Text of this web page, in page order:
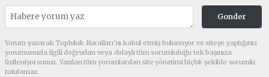
Gonder
Yorum yazarak Topluluk Kuralları’nı kabul etmiş bulunuyor ve siteye yaptığınız
yorumunuzla ilgili doğrudan veya dolaylı tüm sorumluluğu tek başınıza
üstleniyorsunuz. Yazılan tüm yorumlardan site yönetimi hiçbir şekilde sorumlu
tutulamaz.